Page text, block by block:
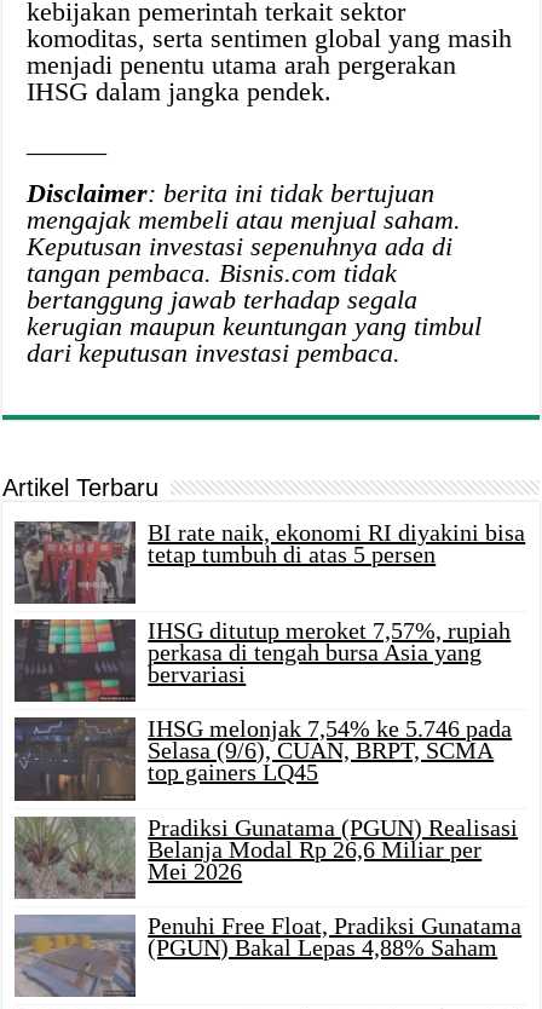
kebijakan pemerintah terkait sektor
komoditas, serta sentimen global yang masih
menjadi penentu utama arah pergerakan
IHSG dalam jangka pendek.
Disclaimer: berita ini tidak bertujuan
mengajak membeli atau menjual saham.
Keputusan investasi sepenuhnya ada di
tangan pembaca. Bisnis.com tidak
bertanggung jawab terhadap segala
kerugian maupun keuntungan yang timbul
dari keputusan investasi pembaca.
Artikel Terbaru
BI rate naik, ekonomi RI diyakini bisa
tetap tumbuh di atas 5 persen
IHSG ditutup meroket 7,57%, rupiah
perkasa di tengah bursa Asia yang
bervariasi
IHSG melonjak 7,54% ke 5.746 pada
Selasa (9/6), CUAN, BRPT, SCMA
top gainers LQ45
Pradiksi Gunatama (PGUN) Realisasi
Belanja Modal Rp 26,6 Miliar per
Mei 2026
Penuhi Free Float, Pradiksi Gunatama
(PGUN) Bakal Lepas 4,88% Saham